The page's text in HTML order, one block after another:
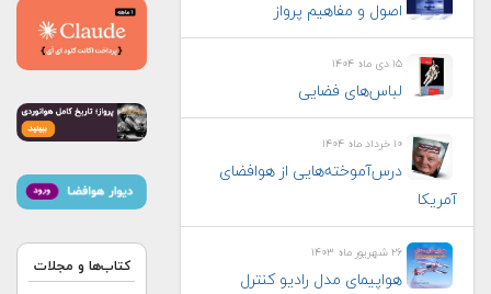
اصول و مفاهیم پرواز
۱۵ دی ماه ۱۴۰۴
لباس‌های فضایی
۱۰ خرداد ماه ۱۴۰۴
درس‌آموخته‌هایی از هوافضای
آمریکا
۲۶ شهریور ماه ۱۴۰۳
هواپيمای مدل راديو كنترل
کتاب‌ها و مجلات